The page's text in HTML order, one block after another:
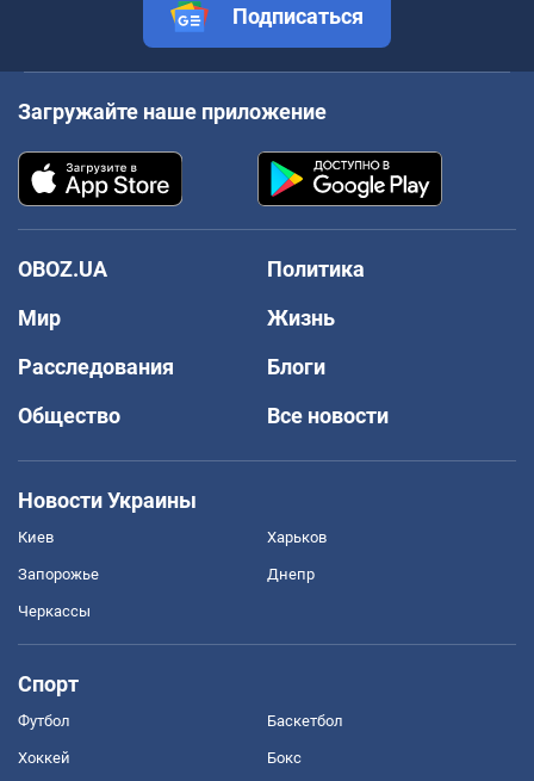
Подписаться
Загружайте наше приложение
OBOZ.UA
Политика
Мир
Жизнь
Расследования
Блоги
Общество
Все новости
Новости Украины
Киев Харьков
Запорожье Днепр
Черкассы
Спорт
Футбол Баскетбол
Хоккей Бокс